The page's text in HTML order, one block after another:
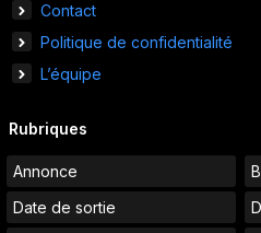
Contact
Politique de confidentialité
L’équipe
Rubriques
Annonce
Date de sortie